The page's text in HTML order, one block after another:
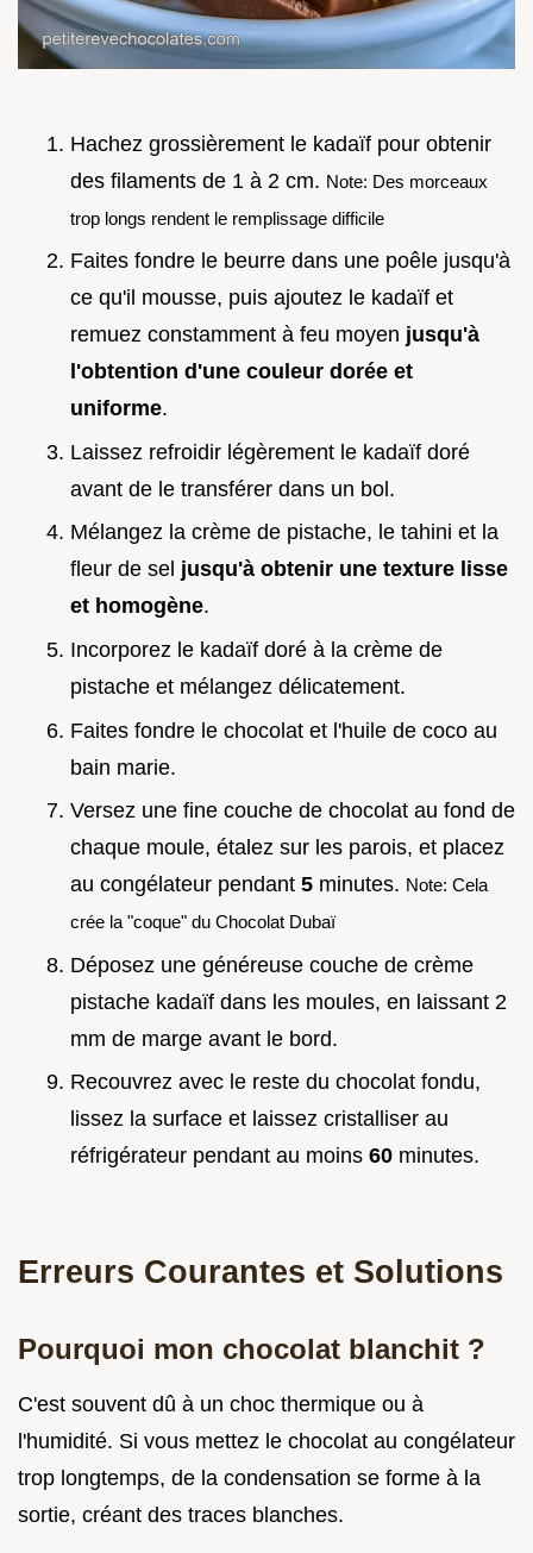
Hachez grossièrement le kadaïf pour obtenir
des filaments de 1 à 2 cm. Note: Des morceaux
trop longs rendent le remplissage difficile
Faites fondre le beurre dans une poêle jusqu'à
ce qu'il mousse, puis ajoutez le kadaïf et
remuez constamment à feu moyen jusqu'à
l'obtention d'une couleur dorée et
uniforme.
Laissez refroidir légèrement le kadaïf doré
avant de le transférer dans un bol.
Mélangez la crème de pistache, le tahini et la
fleur de sel jusqu'à obtenir une texture lisse
et homogène.
Incorporez le kadaïf doré à la crème de
pistache et mélangez délicatement.
Faites fondre le chocolat et l'huile de coco au
bain marie.
Versez une fine couche de chocolat au fond de
chaque moule, étalez sur les parois, et placez
au congélateur pendant 5 minutes. Note: Cela
crée la "coque" du Chocolat Dubaï
Déposez une généreuse couche de crème
pistache kadaïf dans les moules, en laissant 2
mm de marge avant le bord.
Recouvrez avec le reste du chocolat fondu,
lissez la surface et laissez cristalliser au
réfrigérateur pendant au moins 60 minutes.
Erreurs Courantes et Solutions
Pourquoi mon chocolat blanchit ?
C'est souvent dû à un choc thermique ou à
l'humidité. Si vous mettez le chocolat au congélateur
trop longtemps, de la condensation se forme à la
sortie, créant des traces blanches.